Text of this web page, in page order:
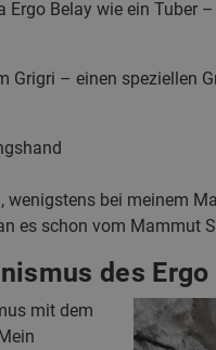
Belay wie ein Tuber
Grigri – einen speziellen
bei meinem
es schon vom Mammut
des Ergo
mit dem